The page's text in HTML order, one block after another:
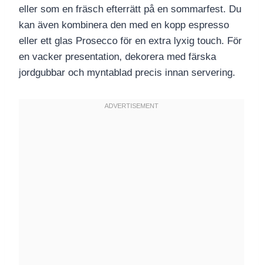
eller som en fräsch efterrätt på en sommarfest. Du
kan även kombinera den med en kopp espresso
eller ett glas Prosecco för en extra lyxig touch. För
en vacker presentation, dekorera med färska
jordgubbar och myntablad precis innan servering.